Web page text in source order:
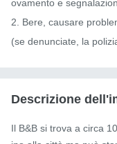
ovamento e
2. Bere, causare
(se denunciate, la
Descrizione
Il B&B si trova a circa